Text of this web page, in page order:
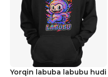
Yorqin labuba labubu hudi